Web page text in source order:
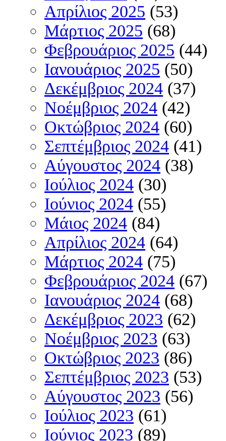
Απρίλιος 2025 (53)
Μάρτιος 2025 (68)
Φεβρουάριος 2025 (44)
Ιανουάριος 2025 (50)
Δεκέμβριος 2024 (37)
Νοέμβριος 2024 (42)
Οκτώβριος 2024 (60)
Σεπτέμβριος 2024 (41)
Αύγουστος 2024 (38)
Ιούλιος 2024 (30)
Ιούνιος 2024 (55)
Μάιος 2024 (84)
Απρίλιος 2024 (64)
Μάρτιος 2024 (75)
Φεβρουάριος 2024 (67)
Ιανουάριος 2024 (68)
Δεκέμβριος 2023 (62)
Νοέμβριος 2023 (63)
Οκτώβριος 2023 (86)
Σεπτέμβριος 2023 (53)
Αύγουστος 2023 (56)
Ιούλιος 2023 (61)
Ιούνιος 2023 (89)